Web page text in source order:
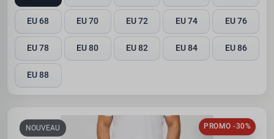
EU 68 EU 70 EU 72 EU 74 EU 76
EU 78 EU 80 EU 82 EU 84 EU 86
EU 88
PROMO -30%
NOUVEAU